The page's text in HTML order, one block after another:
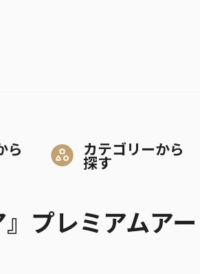
ら カテゴリーから
探す
プレミアムアー